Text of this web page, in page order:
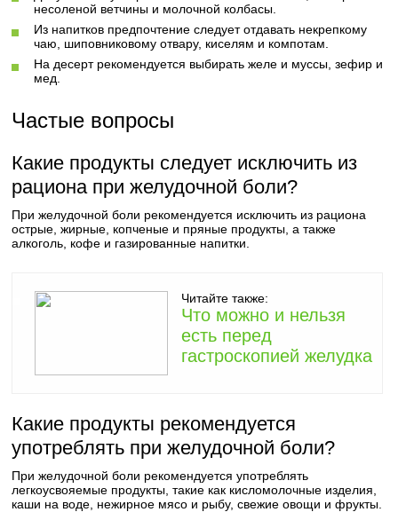
несоленой ветчины и молочной колбасы.
Из напитков предпочтение следует отдавать некрепкому
чаю, шиповниковому отвару, киселям и компотам.
На десерт рекомендуется выбирать желе и муссы, зефир и
мед.
Частые вопросы
Какие продукты следует исключить из
рациона при желудочной боли?
При желудочной боли рекомендуется исключить из рациона
острые, жирные, копченые и пряные продукты, а также
алкоголь, кофе и газированные напитки.
Читайте также:
Что можно и нельзя
есть перед
гастроскопией желудка
Какие продукты рекомендуется
употреблять при желудочной боли?
При желудочной боли рекомендуется употреблять
легкоусвояемые продукты, такие как кисломолочные изделия,
каши на воде, нежирное мясо и рыбу, свежие овощи и фрукты.